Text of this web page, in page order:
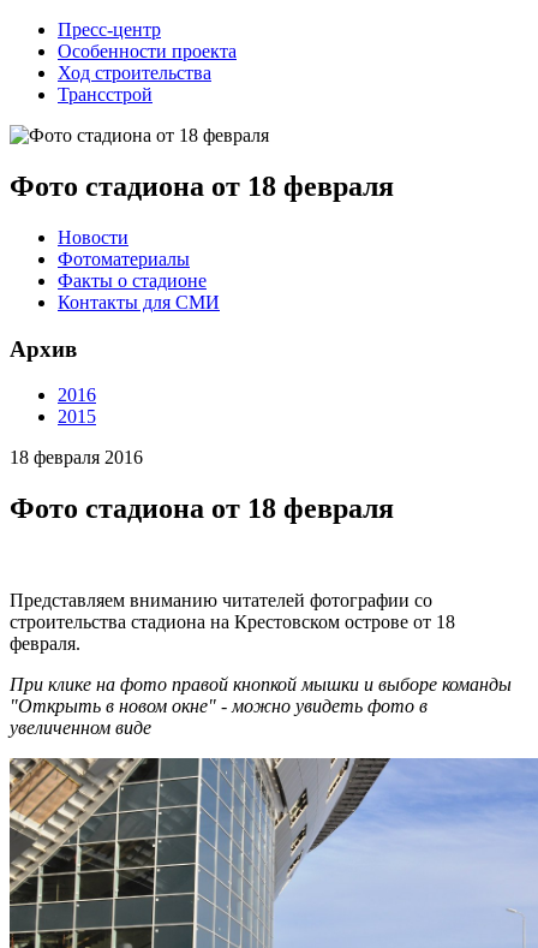
Пресс-центр
Особенности проекта
Ход строительства
Трансстрой
Фото стадиона от 18 февраля
Новости
Фотоматериалы
Факты о стадионе
Контакты для СМИ
Архив
2016
2015
18 февраля 2016
Фото стадиона от 18 февраля
Представляем вниманию читателей фотографии со
строительства стадиона на Крестовском острове от 18
февраля.
При клике на фото правой кнопкой мышки и выборе команды
"Открыть в новом окне" - можно увидеть фото в
увеличенном виде